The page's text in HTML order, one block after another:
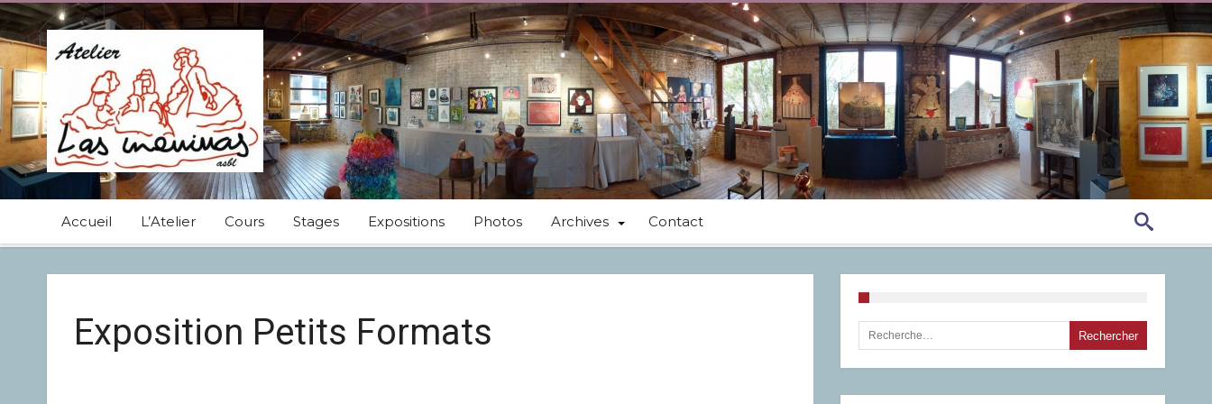
Accueil L’Atelier Cours Stages Expositions Photos Archives Contact
Exposition Petits Formats Rechercher :